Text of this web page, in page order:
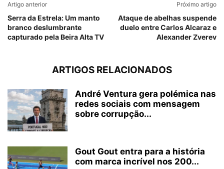
Artigo anterior
Serra da Estrela: Um manto
branco deslumbrante
capturado pela Beira Alta TV
Próximo artigo
Ataque de abelhas suspende
duelo entre Carlos Alcaraz e
Alexander Zverev
ARTIGOS RELACIONADOS
André Ventura gera polémica nas
redes sociais com mensagem
sobre corrupção...
Gout Gout entra para a história
com marca incrível nos 200...